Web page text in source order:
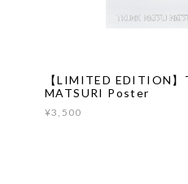
【LIMITED EDITION
MATSURI Poster
¥3,500